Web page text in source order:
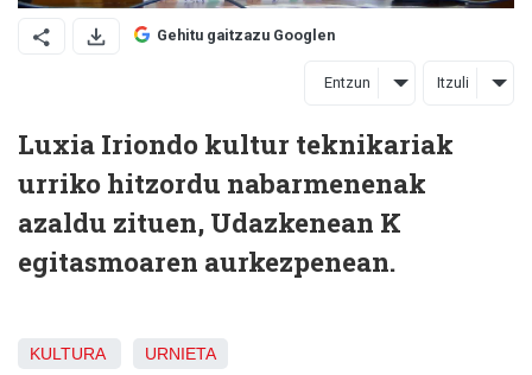
Gehitu gaitzazu Googlen
Entzun Itzuli
Luxia Iriondo kultur teknikariak
urriko hitzordu nabarmenenak
azaldu zituen, Udazkenean K
egitasmoaren aurkezpenean.
KULTURA URNIETA